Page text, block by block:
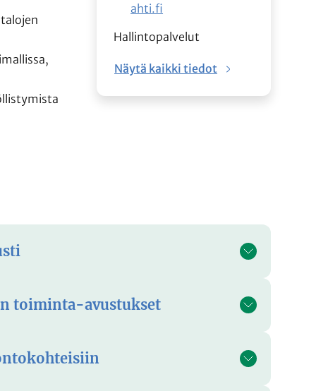
ahti.fi
Hallintopalvelut
Näytä kaikki tiedot
toiminta-avustukset